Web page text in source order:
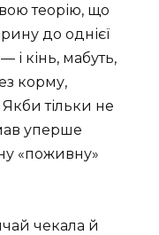
теорію, що
до однієї
кінь, мабуть,
корму,
тільки не
уперше
«поживну»
чекала й